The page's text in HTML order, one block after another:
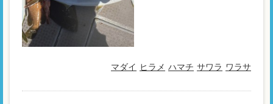
マダイ ヒラメ ハマチ サワラ ワラサ